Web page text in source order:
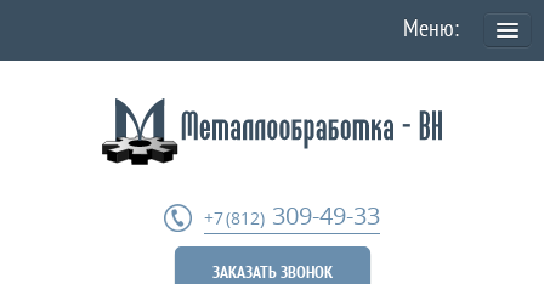
Политика конфиденциальности персональных данных
+7 (812) 309-49-33
ЗАКАЗАТЬ ЗВОНОК